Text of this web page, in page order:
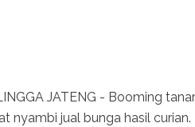
JATENG - Booming
nyambi jual bunga hasil